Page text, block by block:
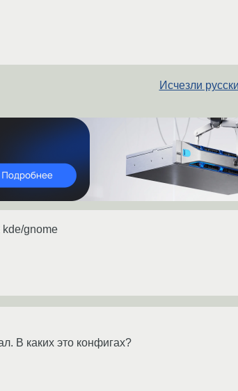
Исчезли
kde/gnome
В каких это конфигах?